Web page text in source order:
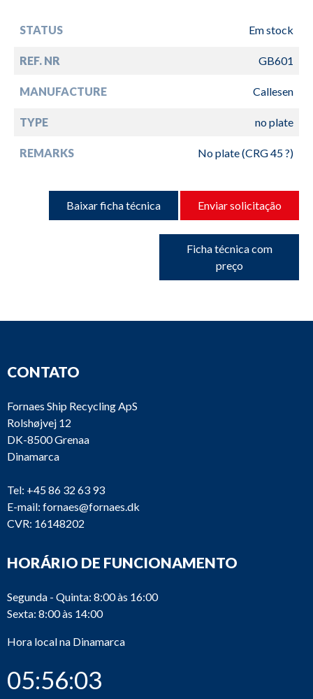
STATUS Em stock
REF. NR GB601
MANUFACTURE Callesen
TYPE no plate
REMARKS No plate (CRG 45 ?)
Baixar ficha técnica Enviar solicitação
Ficha técnica com
preço
CONTATO
Fornaes Ship Recycling ApS
Rolshøjvej 12
DK-8500 Grenaa
Dinamarca
Tel: +45 86 32 63 93
E-mail: fornaes@fornaes.dk
CVR: 16148202
HORÁRIO DE FUNCIONAMENTO
Segunda - Quinta: 8:00 às 16:00
Sexta: 8:00 às 14:00
Hora local na Dinamarca
05:56:03